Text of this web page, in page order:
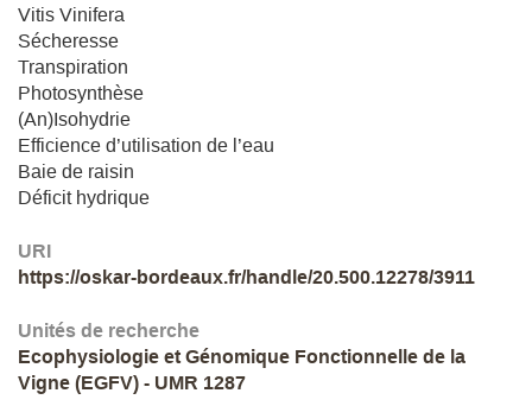
Vitis Vinifera
Sécheresse
Transpiration
Photosynthèse
(An)Isohydrie
Efficience d’utilisation de l’eau
Baie de raisin
Déficit hydrique
URI
https://oskar-bordeaux.fr/handle/20.500.12278/3911
Unités de recherche
Ecophysiologie et Génomique Fonctionnelle de la
Vigne (EGFV) - UMR 1287